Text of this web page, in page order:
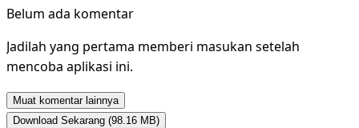
Belum ada komentar
Jadilah yang pertama memberi masukan setelah
mencoba aplikasi ini.
Muat komentar lainnya
Download Sekarang (98.16 MB)